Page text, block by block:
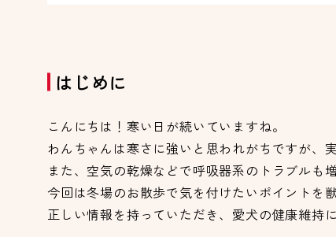
はじめに
こんにちは！寒い日が続いていますね。
わんちゃんは寒さに強いと思われがちですが、
また、空気の乾燥などで呼吸器系のトラブルも
今回は冬場のお散歩で気を付けたいポイントを
正しい情報を持っていただき、愛犬の健康維持